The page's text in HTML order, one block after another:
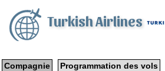
Turkish Airlines
Compagnie
Programmation des vols